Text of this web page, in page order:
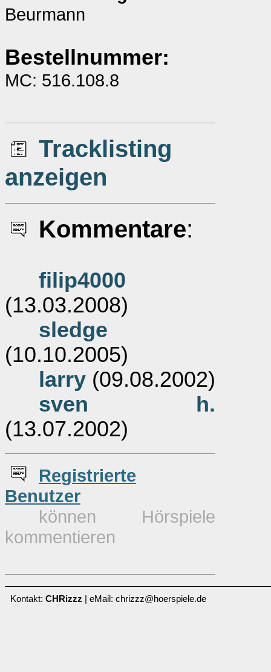
Beurmann
Bestellnummer:
MC: 516.108.8
Tracklisting
anzeigen
Kommentare:
filip4000
(13.03.2008)
sledge
(10.10.2005)
larry (09.08.2002)
sven h.
(13.07.2002)
Registrierte
Benutzer
können Hörspiele
kommentieren
Kontakt: CHRizzz | eMail: chrizzz@hoerspiele.de